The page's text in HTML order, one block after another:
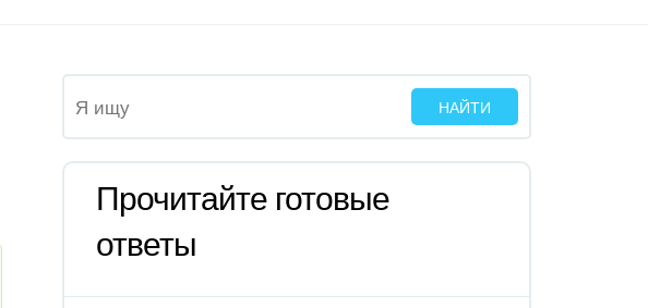
Прочитайте готовые
ответы